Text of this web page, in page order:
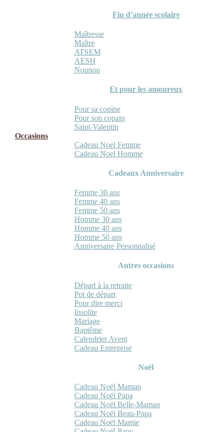
Fin d’année scolaire
Maîtresse
Maître
ATSEM
AESH
Nounou
Et pour les amoureux
Pour sa copine
Pour son copain
Saint-Valentin
Occasions
Cadeau Noel Femme
Cadeau Noel Homme
Cadeaux Anniversaire
Femme 30 ans
Femme 40 ans
Femme 50 ans
Homme 30 ans
Homme 40 ans
Homme 50 ans
Anniversaire Personnalisé
Autres occasions
Départ à la retraite
Pot de départ
Pour dire merci
Insolite
Mariage
Baptême
Calendrier Avent
Cadeau Entreprise
Noël
Cadeau Noël Maman
Cadeau Noël Papa
Cadeau Noël Belle-Maman
Cadeau Noël Beau-Papa
Cadeau Noël Mamie